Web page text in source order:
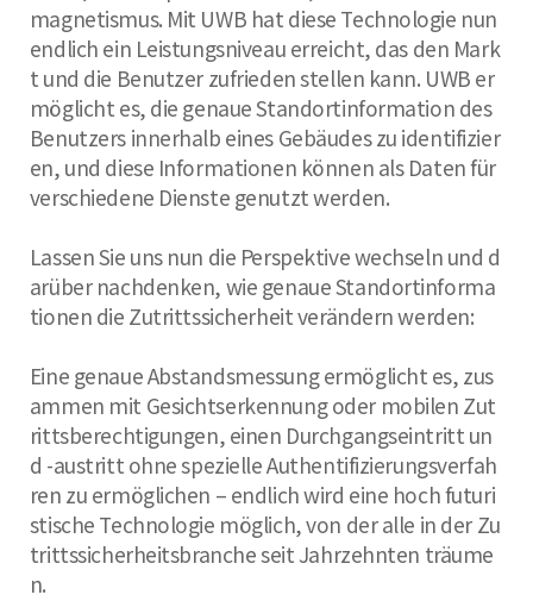
magnetismus. Mit UWB hat diese Technologie nun
endlich ein Leistungsniveau erreicht, das den Mark
t und die Benutzer zufrieden stellen kann. UWB er
möglicht es, die genaue Standortinformation des
Benutzers innerhalb eines Gebäudes zu identifizier
en, und diese Informationen können als Daten für
verschiedene Dienste genutzt werden.
Lassen Sie uns nun die Perspektive wechseln und d
arüber nachdenken, wie genaue Standortinforma
tionen die Zutrittssicherheit verändern werden:
Eine genaue Abstandsmessung ermöglicht es, zus
ammen mit Gesichtserkennung oder mobilen Zut
rittsberechtigungen, einen Durchgangseintritt un
d -austritt ohne spezielle Authentifizierungsverfah
ren zu ermöglichen – endlich wird eine hoch futuri
stische Technologie möglich, von der alle in der Zu
trittssicherheitsbranche seit Jahrzehnten träume
n.